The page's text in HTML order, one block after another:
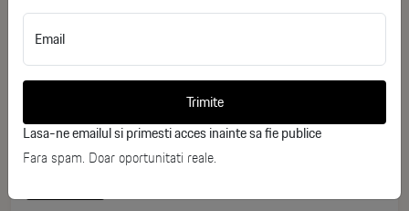
BMW X5 xDrive45e PHEV
ID stoc: 22
Email
Trimite
Lasa-ne emailul si primesti acces inainte sa fie publice
Fara spam. Doar oportunitati reale.